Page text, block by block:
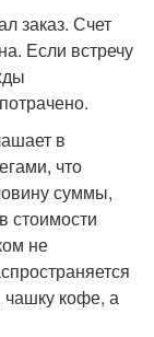
заказ. Счет
Если встречу
в
что
суммы,
стоимости
не
чашку кофе, а